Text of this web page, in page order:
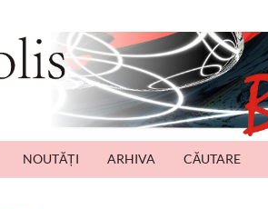
NOUTĂȚI ARHIVA CĂUTARE